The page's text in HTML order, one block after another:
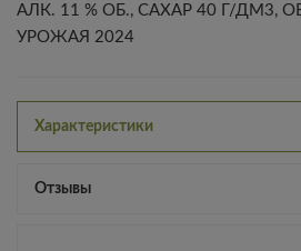
АЛК. 11 % ОБ., САХАР 40 Г/ДМ3,
УРОЖАЯ 2024
Характеристики
Отзывы